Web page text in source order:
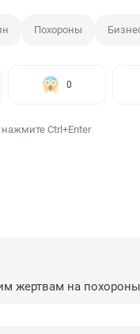
Похороны
0
Ctrl+Enter
жертвам на